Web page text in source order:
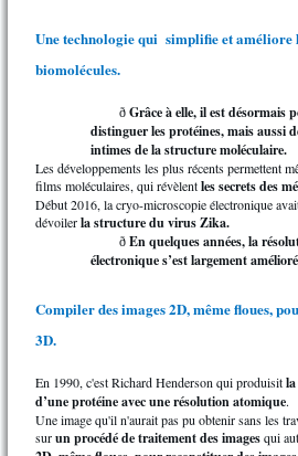
Une technologie qui simplifie et améliore
biomolécules.
ð Grâce à elle, il est désormais
distinguer les protéines, mais aussi
intimes de la structure moléculaire.
Les développements les plus récents permettent
films moléculaires, qui révèlentles secrets des
Début 2016, la cryo-microscopie électronique
dévoilerla structure du virus Zika.
ð En quelques années, la
électronique s’est largement
Compiler des images 2D, même floues,
3D.
En 1990, c'est Richard Henderson qui produisit
d’une protéine avec une résolution atomique.
Une image qu'il n'aurait pas pu obtenir sans les
surun procédé de traitement des imagesqui